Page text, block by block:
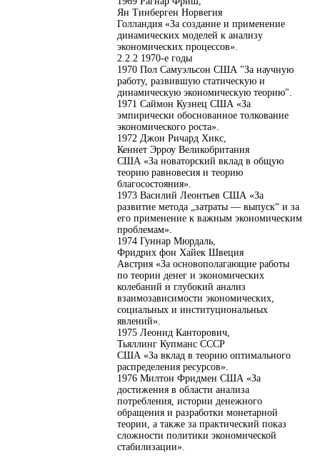
Ян Тинберген Норвегия
Голландия «За создание и применение
динамических моделей к анализу
экономических процессов».
2.2.2 1970-е годы
1970 Пол Самуэльсон США "За научную
работу, развившую статическую и
динамическую экономическую теорию".
1971 Саймон Кузнец США «За
эмпирически обоснованное толкование
экономического роста».
1972 Джон Ричард Хикс,
Кеннет Эрроу Великобритания
США «За новаторский вклад в общую
теорию равновесия и теорию
благосостояния».
1973 Василий Леонтьев США «За
развитие метода „затраты — выпуск“ и за
его применение к важным экономическим
проблемам».
1974 Гуннар Мюрдаль,
Фридрих фон Хайек Швеция
Австрия «За основополагающие работы
по теории денег и экономических
колебаний и глубокий анализ
взаимозависимости экономических,
социальных и институциональных
явлений».
1975 Леонид Канторович,
Тьяллинг Купманс СССР
США «За вклад в теорию оптимального
распределения ресурсов».
1976 Милтон Фридмен США «За
достижения в области анализа
потребления, истории денежного
обращения и разработки монетарной
теории, а также за практический показ
сложности политики экономической
стабилизации».